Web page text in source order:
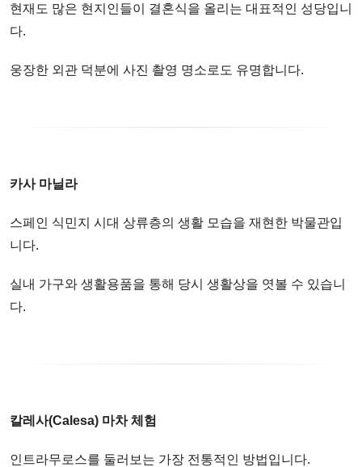
현재도 많은 현지인들이 결혼식을 올리는 대표적인 성당입니
다.
웅장한 외관 덕분에 사진 촬영 명소로도 유명합니다.
카사 마닐라
스페인 식민지 시대 상류층의 생활 모습을 재현한 박물관입
니다.
실내 가구와 생활용품을 통해 당시 생활상을 엿볼 수 있습니
다.
칼레사(Calesa) 마차 체험
인트라무로스를 둘러보는 가장 전통적인 방법입니다.